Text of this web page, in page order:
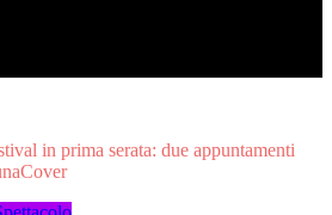
in prima serata: due appuntamenti